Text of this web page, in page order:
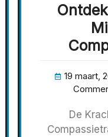
19 maart,
De